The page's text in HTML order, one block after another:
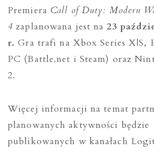
Premiera Call of Duty: Modern
4 zaplanowana jest na23
r. Gra trafi na Xbox Series X|S,
PC (Battle.net i Steam) oraz
2.
Więcej informacji na temat
planowanych aktywności będzie
publikowanych w kanałach